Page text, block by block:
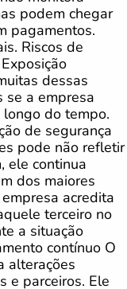
podem chegar
pagamentos.
Riscos de
dessas
se a empresa
do tempo.
de segurança
pode não refletir
ele continua
dos maiores
acredita
terceiro no
a situação
contínuo O
alterações
e parceiros. Ele